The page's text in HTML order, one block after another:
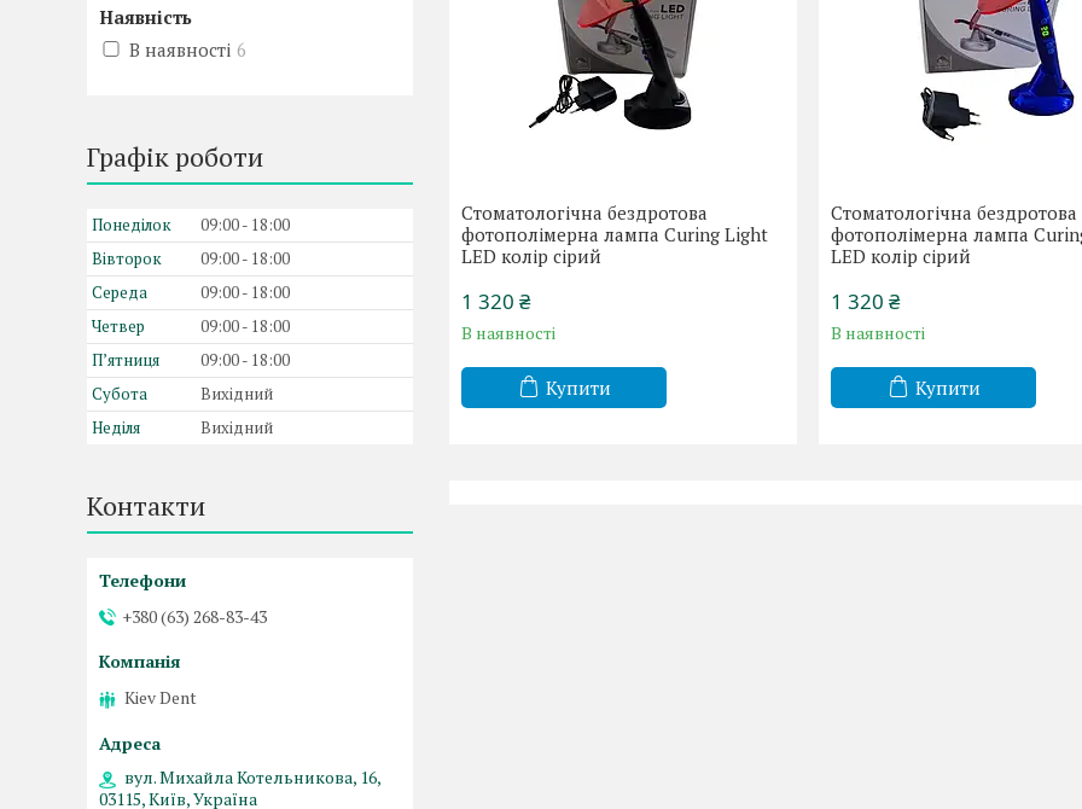
Стоматологічна бездротова
фотополімерна лампа Curing Light
LED колір сірий
1 320 ₴
В наявності
Купити
Стоматологічна бездротова
фотополімерна лампа
LED колір сірий
1 320 ₴
В наявності
Купити
Наявність
В наявності 6
Графік роботи
Понеділок 09:00
18:00
Вівторок
09:00
18:00
Середа
09:00
18:00
Четвер
09:00
18:00
Пʼятниця
09:00
18:00
Субота
Вихідний
Неділя
Вихідний
Контакти
+380 (63) 268-83-43
Kiev Dent
вул. Михайла Котельникова, 16,
03115, Київ, Україна